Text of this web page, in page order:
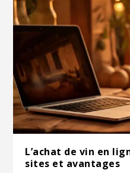
L’achat de vin en
sites et avantages